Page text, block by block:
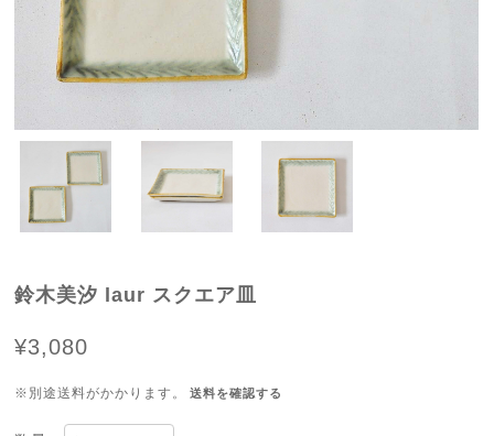
鈴木美汐 laur スクエア皿
¥3,080
※別途送料がかかります。 送料を確認する